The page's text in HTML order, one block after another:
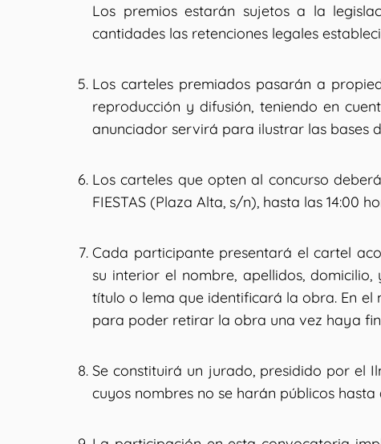
Los premios estarán sujetos a la
cantidades las retenciones legales
Los carteles premiados pasarán a
reproducción y difusión, teniendo en
anunciador servirá para ilustrar las bases
Los carteles que opten al concurso
FIESTAS (Plaza Alta, s/n), hasta las 14:00
Cada participante presentará el cartel
su interior el nombre, apellidos,
título o lema que identificará la obra. En
para poder retirar la obra una vez haya
Se constituirá un jurado, presidido por el
cuyos nombres no se harán públicos